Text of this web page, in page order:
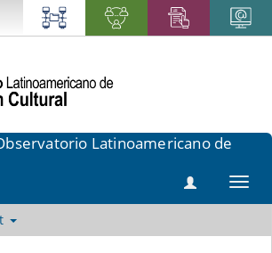
Latinoamericano de